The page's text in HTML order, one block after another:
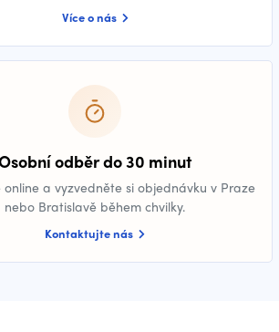
Více o nás
odběr do 30 minut
a vyzvedněte si objednávku v Praze
nebo Bratislavě během chvilky.
Kontaktujte nás